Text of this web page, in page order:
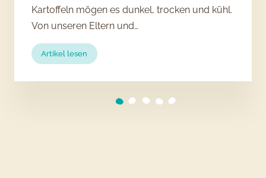
Kartoffeln mögen es dunkel, trocken und kühl.
Von unseren Eltern und…
Artikel lesen
Kartoffeln